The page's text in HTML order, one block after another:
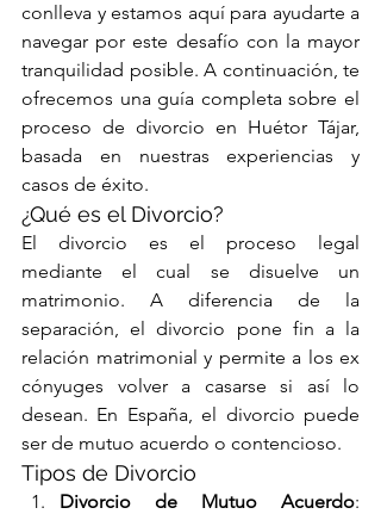
conlleva y estamos aquí para ayudarte a
navegar por este desafío con la mayor
tranquilidad posible. A continuación, te
ofrecemos una guía completa sobre el
proceso de divorcio en Huétor Tájar,
basada en nuestras experiencias y
casos de éxito.
¿Qué es el Divorcio?
El divorcio es el proceso legal
mediante el cual se disuelve un
matrimonio. A diferencia de la
separación, el divorcio pone fin a la
relación matrimonial y permite a los ex
cónyuges volver a casarse si así lo
desean. En España, el divorcio puede
ser de mutuo acuerdo o contencioso.
Tipos de Divorcio
Divorcio de Mutuo Acuerdo: